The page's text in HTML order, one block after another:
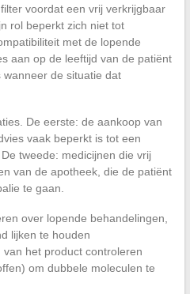
voordat een vrij verkrijgbaar
rol beperkt zich niet tot
met de lopende
aan op de leeftijd van de patiënt
de situatie dat
De eerste: de aankoop van
vaak beperkt is tot een
tweede: medicijnen die vrij
van de apotheek, die de patiënt
te gaan.
over lopende behandelingen,
lijken te houden
het product controleren
om dubbele moleculen te